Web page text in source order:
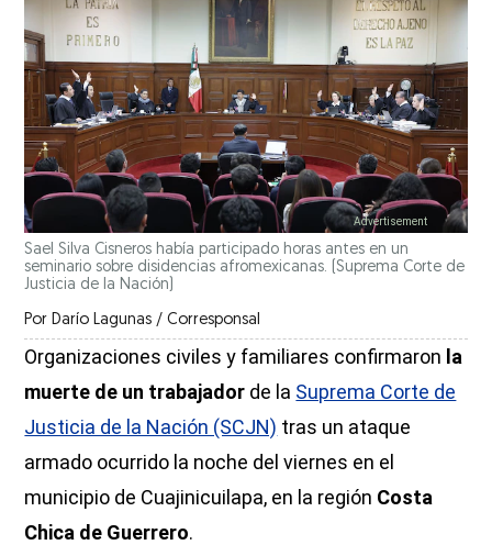
Sael Silva Cisneros había participado horas antes en un
seminario sobre disidencias afromexicanas. (Suprema Corte de
Justicia de la Nación)
Por Darío Lagunas / Corresponsal
Organizaciones civiles y familiares confirmaron la
muerte de un trabajador de la Suprema Corte de
Justicia de la Nación (SCJN) tras un ataque
armado ocurrido la noche del viernes en el
municipio de Cuajinicuilapa, en la región Costa
Chica de Guerrero.